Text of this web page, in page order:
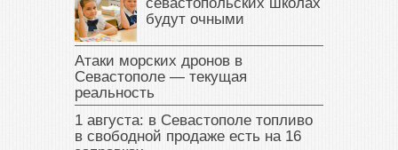
будут очными
Атаки морских дронов в
Севастополе — текущая
реальность
1 августа: в Севастополе топливо
в свободной продаже есть на 16